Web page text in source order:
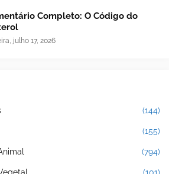
Completo: O Código do
julho 17, 2026
(144)
(155)
(794)
(101)